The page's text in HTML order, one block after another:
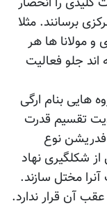
برسانند. مثلا
مولانا ها هر
اند جلو فعالیت
هایی بنام ارگی
تقسیم قدرت
فدریشن نوع
شکلگیری نهاد
مختل سازند.
آن قرار ندارد.